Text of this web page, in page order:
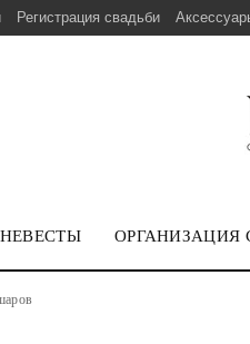
Регистрация свадьби
ОРГАНИЗАЦИЯ